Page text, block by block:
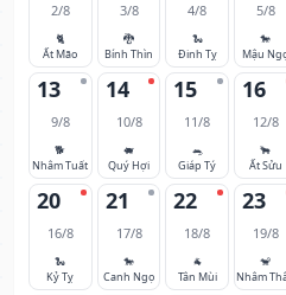
2/8
🐈
Ất Mão
3/8
🐉
Bính Thìn
4/8
🐍
Đinh Tỵ
5/8
🐎
Mậu
13
9/8
🐕
Nhâm Tuất
14
10/8
🐖
Quý Hợi
15
11/8
🐀
Giáp Tý
16
12/8
🐂
Ất Sửu
20
16/8
🐍
Kỷ Tỵ
21
17/8
🐎
Canh Ngọ
22
18/8
🐐
Tân Mùi
23
19/8
🐒
Nhâm